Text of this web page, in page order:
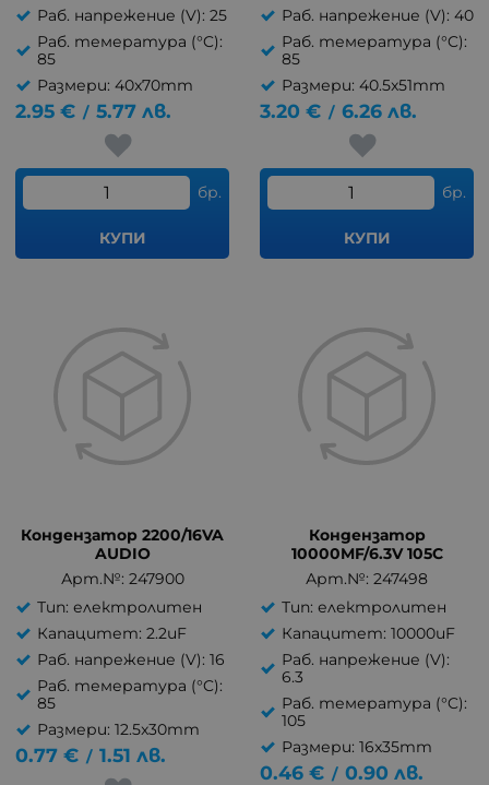
Раб. напрежение (V): 25
Раб. темература (°C):
85
Размери: 40x70mm
2.95 € / 5.77 лв.
бр.
КУПИ
Раб. напрежение (V): 40
Раб. темература (°C):
85
Размери: 40.5x51mm
3.20 € / 6.26 лв.
бр.
КУПИ
Кондензатор 2200/16VA
AUDIO
Арт.№: 247900
Тип: електролитен
Капацитет: 2.2uF
Раб. напрежение (V): 16
Раб. темература (°C):
85
Размери: 12.5x30mm
0.77 € / 1.51 лв.
Кондензатор
10000MF/6.3V 105C
Арт.№: 247498
Тип: електролитен
Капацитет: 10000uF
Раб. напрежение (V):
6.3
Раб. темература (°C):
105
Размери: 16x35mm
0.46 € / 0.90 лв.